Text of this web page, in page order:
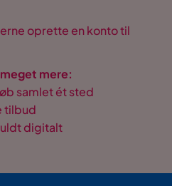
oprette en konto til
mere:
samlet ét sted
tilbud
digitalt